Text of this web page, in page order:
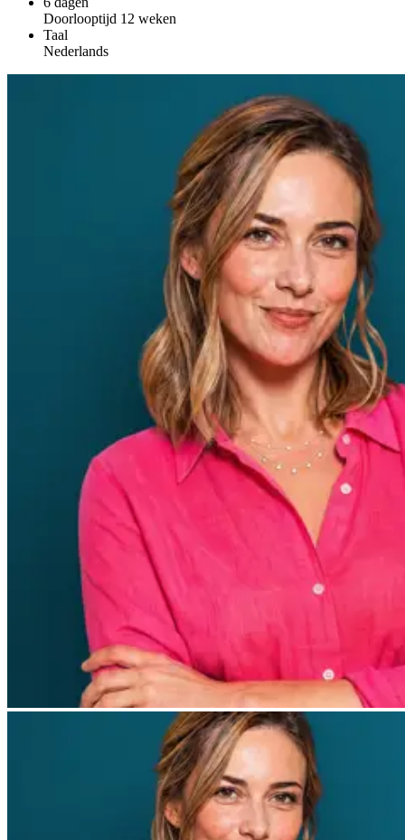
Doorlooptijd 12 weken
Taal
Nederlands